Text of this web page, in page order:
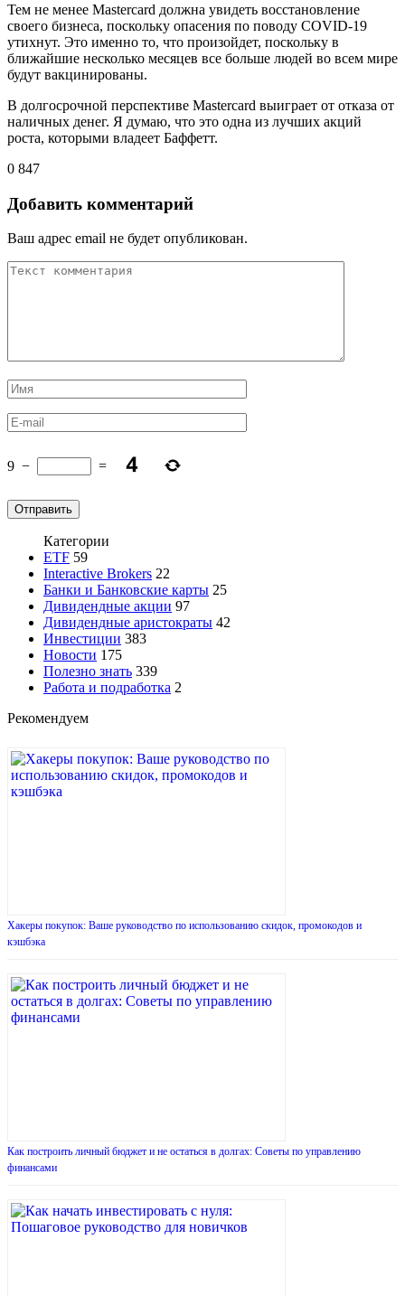
Тем не менее Mastercard должна увидеть восстановление
своего бизнеса, поскольку опасения по поводу COVID-19
утихнут. Это именно то, что произойдет, поскольку в
ближайшие несколько месяцев все больше людей во всем мире
будут вакцинированы.
В долгосрочной перспективе Mastercard выиграет от отказа от
наличных денег. Я думаю, что это одна из лучших акций
роста, которыми владеет Баффетт.
0 847
Добавить комментарий
Ваш адрес email не будет опубликован.
9 − =
Категории
ETF 59
Interactive Brokers 22
Банки и Банковские карты 25
Дивидендные акции 97
Дивидендные аристократы 42
Инвестиции 383
Новости 175
Полезно знать 339
Работа и подработка 2
Рекомендуем
Хакеры покупок: Ваше руководство по использованию скидок, промокодов и
кэшбэка
Как построить личный бюджет и не остаться в долгах: Советы по управлению
финансами